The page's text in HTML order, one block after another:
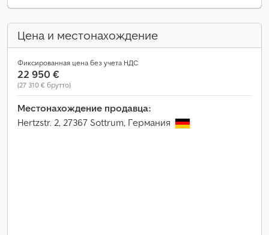
Цена и местонахождение
Фиксированная цена без учета НДС
22 950 €
(27 310 € брутто)
Местонахождение продавца:
Hertzstr. 2, 27367 Sottrum, Германия